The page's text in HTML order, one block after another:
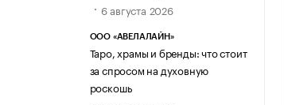
6 августа 2026
ООО «АВЕЛАЛАЙН»
Таро, храмы и бренды: что стоит
за спросом на духовную
роскошь